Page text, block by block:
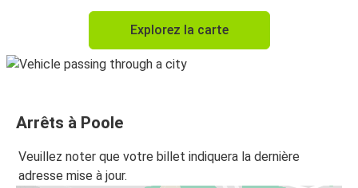
Explorez la carte
Arrêts à Poole
Veuillez noter que votre billet indiquera la dernière
adresse mise à jour.